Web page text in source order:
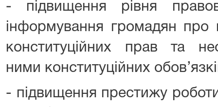
- підвищення рівня
інформування громадян про
конституційних прав та
ними конституційних
- підвищення престижу